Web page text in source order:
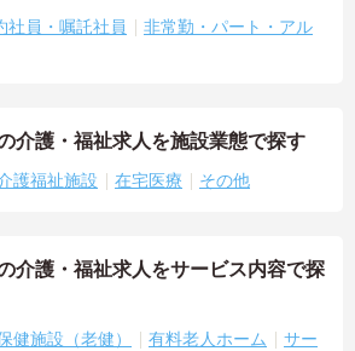
社員・嘱託社員
非常勤・パート・アル
介護・福祉求人を施設業態で探す
護福祉施設 在宅医療 その他
介護・福祉求人をサービス内容で探
健施設（老健） 有料老人ホーム
サー